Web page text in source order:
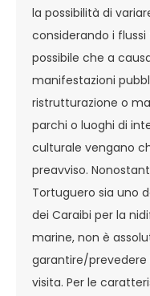
la possibilità di
considerando i
possibile che a
manifestazioni
ristrutturazione o
parchi o luoghi di
culturale vengano
preavviso.
Tortuguero sia uno
dei Caraibi per la
marine, non è
garantire/prevedere
visita. Per le